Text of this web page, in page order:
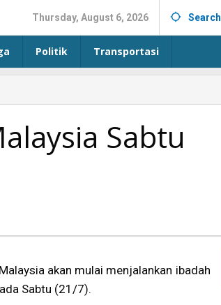
Thursday, August 6, 2026 Search
Politik Transportasi
Sabtu
akan mulai menjalankan ibadah
Sabtu (21/7).